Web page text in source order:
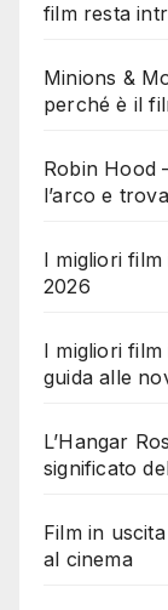
film resta
Minions &
perché è il
Robin Hood
l’arco e
I migliori
2026
I migliori
guida alle
L’Hangar
significato
Film in
al cinema